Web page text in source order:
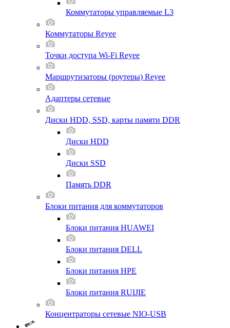
Коммутаторы управляемые L3
Коммутаторы Reyee
Точки доступа Wi-Fi Reyee
Маршрутизаторы (роутеры) Reyee
Адаптеры сетевые
Диски HDD, SSD, карты памяти DDR
Диски HDD
Диски SSD
Память DDR
Блоки питания для коммутаторов
Блоки питания HUAWEI
Блоки питания DELL
Блоки питания HPE
Блоки питания RUIJIE
Концентраторы сетевые NIO-USB